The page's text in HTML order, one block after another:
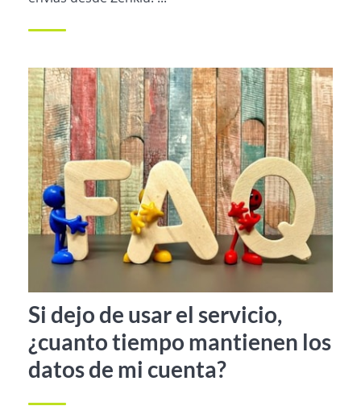
Si dejo de usar el servicio,
¿cuanto tiempo mantienen los
datos de mi cuenta?